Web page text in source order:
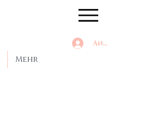
Mehr
Anmelden